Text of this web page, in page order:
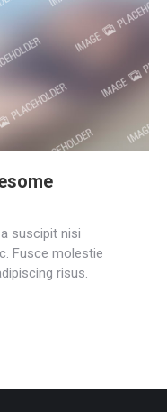
suscipit nisi
Fusce molestie
risus.